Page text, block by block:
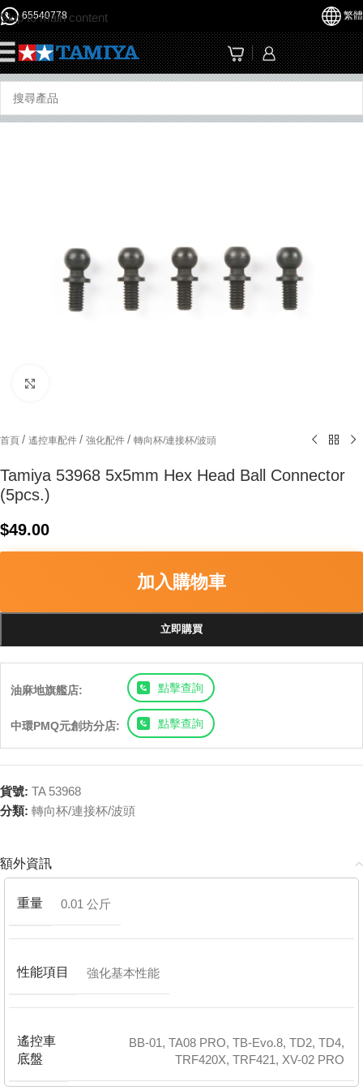
Skip to main content
65540778 繁體
首頁 / 遙控車配件 / 強化配件 / 轉向杯/連接杯/波頭
Tamiya 53968 5x5mm Hex Head Ball Connector
(5pcs.)
$49.00
加入購物車
立即購買
油麻地旗艦店: 點擊查詢
中環PMQ元創坊分店: 點擊查詢
貨號: TA 53968
分類: 轉向杯/連接杯/波頭
額外資訊
重量 0.01 公斤
性能項目 強化基本性能
遙控車
底盤
BB-01, TA08 PRO, TB-Evo.8, TD2, TD4,
TRF420X, TRF421, XV-02 PRO